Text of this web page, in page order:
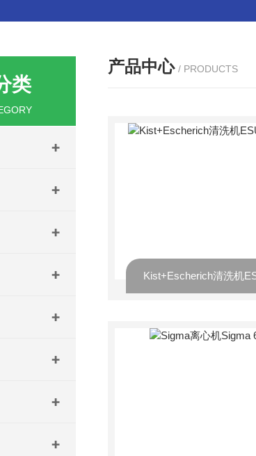
类
产品中心 / PRODUCTS